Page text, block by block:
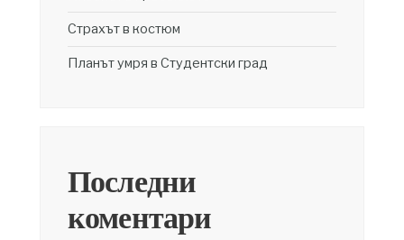
Страхът в костюм
Планът умря в Студентски град
Последни
коментари